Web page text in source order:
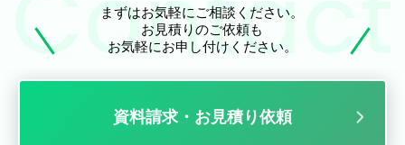
まずはお気軽にご相談ください。
お見積りのご依頼も
お気軽にお申し付けください。
資料請求・お見積り依頼